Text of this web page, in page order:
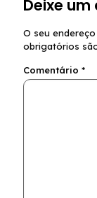
Deixe
O seu
obrigatórios
Comentário *